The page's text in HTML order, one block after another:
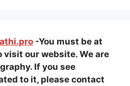
-You must be at
visit our website. We are
If you see
to it, please contact